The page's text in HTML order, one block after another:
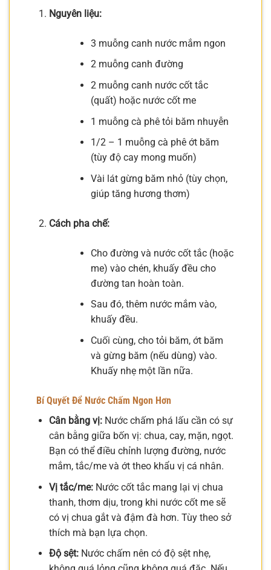
Nguyên liệu:
3 muỗng canh nước mắm ngon
2 muỗng canh đường
2 muỗng canh nước cốt tắc
(quất) hoặc nước cốt me
1 muỗng cà phê tỏi băm nhuyễn
1/2 – 1 muỗng cà phê ớt băm
(tùy độ cay mong muốn)
Vài lát gừng băm nhỏ (tùy chọn,
giúp tăng hương thơm)
Cách pha chế:
Cho đường và nước cốt tắc (hoặc
me) vào chén, khuấy đều cho
đường tan hoàn toàn.
Sau đó, thêm nước mắm vào,
khuấy đều.
Cuối cùng, cho tỏi băm, ớt băm
và gừng băm (nếu dùng) vào.
Khuấy nhẹ một lần nữa.
Bí Quyết Để Nước Chấm Ngon Hơn
Cân bằng vị:Nước chấm phá lấu cần có sự
cân bằng giữa bốn vị: chua, cay, mặn, ngọt.
Bạn có thể điều chỉnh lượng đường, nước
mắm, tắc/me và ớt theo khẩu vị cá nhân.
Vị tắc/me:Nước cốt tắc mang lại vị chua
thanh, thơm dịu, trong khi nước cốt me sẽ
có vị chua gắt và đậm đà hơn. Tùy theo sở
thích mà bạn lựa chọn.
Độ sệt:Nước chấm nên có độ sệt nhẹ,